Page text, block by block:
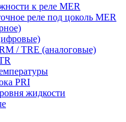
к реле MER
реле под цоколь MER
/ TRE (аналоговые)
PRI
жидкости